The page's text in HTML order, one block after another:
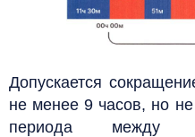
Допускается
не менее 9 часов, но
периода между